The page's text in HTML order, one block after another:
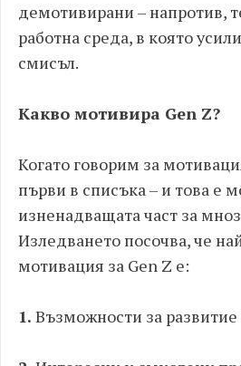
демотивирани – напротив,
работна среда, в която
смисъл.
Какво мотивира Gen Z?
Когато говорим за
първи в списъка – и това е
изненадващата част за
Изледването посочва, че
мотивация за Gen Z е:
1. Възможности за развитие